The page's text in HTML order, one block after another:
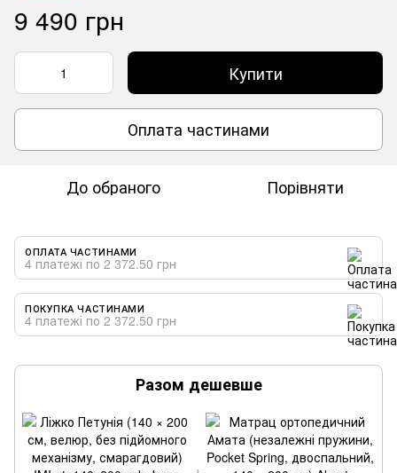
9 490 грн
Купити
Оплата частинами
До обраного Порівняти
ОПЛАТА ЧАСТИНАМИ
4 платежі по 2 372.50 грн
ПОКУПКА ЧАСТИНАМИ
4 платежі по 2 372.50 грн
Разом дешевше